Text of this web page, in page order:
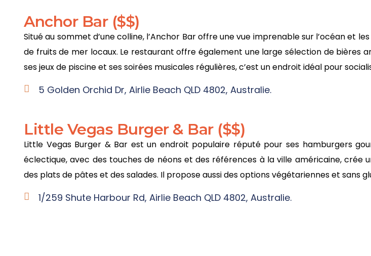
Anchor Bar ($$)
Situé au sommet d’une colline, l’Anchor Bar offre une vue imprenable sur l’océan et
de fruits de mer locaux. Le restaurant offre également une large sélection de bières
ses jeux de piscine et ses soirées musicales régulières, c’est un endroit idéal pour
5 Golden Orchid Dr, Airlie Beach QLD 4802, Australie.
Little Vegas Burger & Bar ($$)
Little Vegas Burger & Bar est un endroit populaire réputé pour ses hamburgers
éclectique, avec des touches de néons et des références à la ville américaine, crée
des plats de pâtes et des salades. Il propose aussi des options végétariennes et sans
1/259 Shute Harbour Rd, Airlie Beach QLD 4802, Australie.